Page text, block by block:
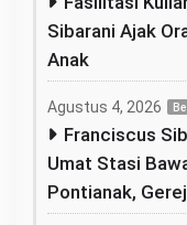
Sibarani Ajak
Anak
Agustus 4, 2026
Franciscus
Umat Stasi
Pontianak,